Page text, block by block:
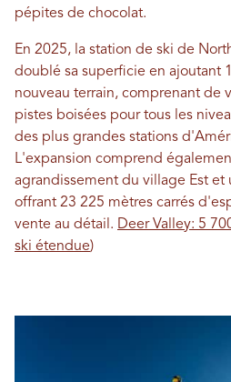
pépites de chocolat.
En 2025, la station de ski de
doublé sa superficie en ajoutant
nouveau terrain, comprenant de
pistes boisées pour tous les
des plus grandes stations
L'expansion comprend
agrandissement du village Est
offrant 23 225 mètres carrés
vente au détail. Deer Valley: 5
ski étendue)